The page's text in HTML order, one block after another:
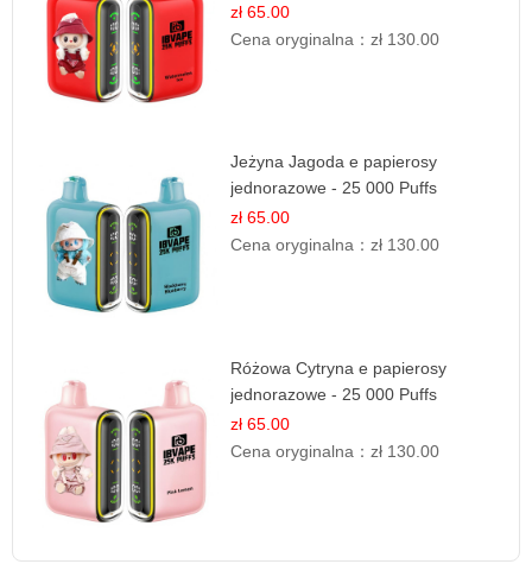
zł 65.00
Cena oryginalna：zł 130.00
Jeżyna Jagoda e papierosy
jednorazowe - 25 000 Puffs
zł 65.00
Cena oryginalna：zł 130.00
Różowa Cytryna e papierosy
jednorazowe - 25 000 Puffs
zł 65.00
Cena oryginalna：zł 130.00